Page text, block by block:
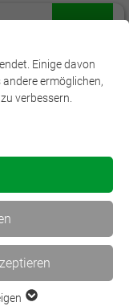
Einige davon
ermöglichen,
verbessern.